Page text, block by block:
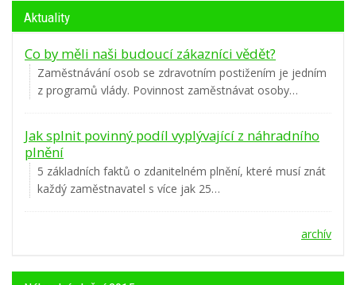
Aktuality
Co by měli naši budoucí zákazníci vědět?
Zaměstnávání osob se zdravotním postižením je jedním
z programů vlády. Povinnost zaměstnávat osoby…
Jak splnit povinný podíl vyplývající z náhradního
plnění
5 základních faktů o zdanitelném plnění, které musí znát
každý zaměstnavatel s více jak 25…
archív